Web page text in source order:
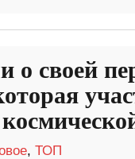
о своей
, ТОП